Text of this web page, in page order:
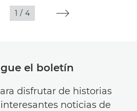
1 / 4
el boletín
disfrutar de historias
noticias de